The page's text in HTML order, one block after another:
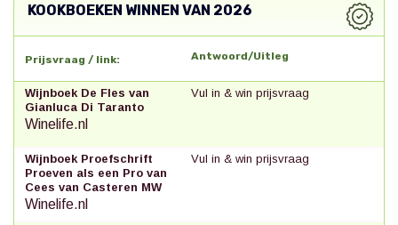
KOOKBOEKEN WINNEN VAN 2026
Prijsvraag / link: Antwoord/Uitleg
Wijnboek De Fles van
Gianluca Di Taranto
Winelife.nl
Vul in & win prijsvraag
Wijnboek Proefschrift
Proeven als een Pro van
Cees van Casteren MW
Winelife.nl
Vul in & win prijsvraag